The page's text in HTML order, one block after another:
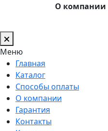
О компании
Меню
Главная
Каталог
Способы оплаты
О компании
Гарантия
Контакты